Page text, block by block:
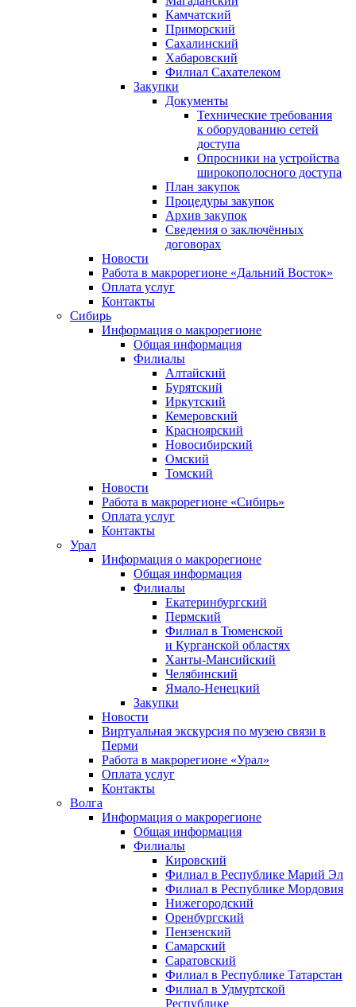
Камчатский
Приморский
Сахалинский
Хабаровский
Филиал Сахателеком
Закупки
Документы
Технические требования
к оборудованию сетей
доступа
Опросники на устройства
широкополосного доступа
План закупок
Процедуры закупок
Архив закупок
Сведения о заключённых
договорах
Новости
Работа в макрорегионе «Дальний Восток»
Оплата услуг
Контакты
Сибирь
Информация о макрорегионе
Общая информация
Филиалы
Алтайский
Бурятский
Иркутский
Кемеровский
Красноярский
Новосибирский
Омский
Томский
Новости
Работа в макрорегионе «Сибирь»
Оплата услуг
Контакты
Урал
Информация о макрорегионе
Общая информация
Филиалы
Екатеринбургский
Пермский
Филиал в Тюменской
и Курганской областях
Ханты-Мансийский
Челябинский
Ямало-Ненецкий
Закупки
Новости
Виртуальная экскурсия по музею связи в
Перми
Работа в макрорегионе «Урал»
Оплата услуг
Контакты
Волга
Информация о макрорегионе
Общая информация
Филиалы
Кировский
Филиал в Республике Марий Эл
Филиал в Республике Мордовия
Нижегородский
Оренбургский
Пензенский
Самарский
Саратовский
Филиал в Республике Татарстан
Филиал в Удмуртской
Республике